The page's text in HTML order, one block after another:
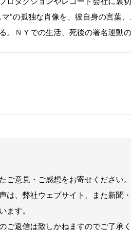
”の孤独な肖像を、彼自身の言葉
。ＮＹでの生活、死後の署名運動
ご意見・ご感想をお寄せください。
は、弊社ウェブサイト、また新聞
ます。
ご返信は致しかねますのでご了承く